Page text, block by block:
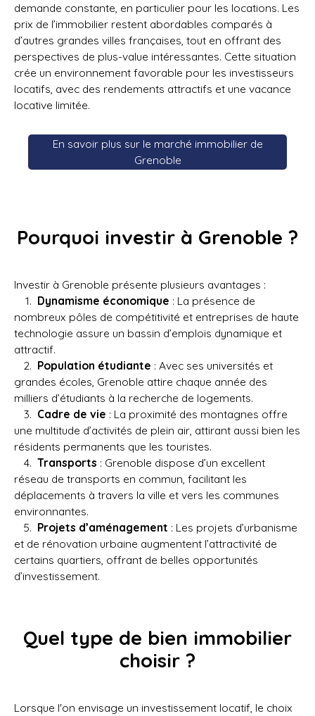
demande constante, en particulier pour les locations. Les
prix de l’immobilier restent abordables comparés à
d’autres grandes villes françaises, tout en offrant des
perspectives de plus-value intéressantes. Cette situation
crée un environnement favorable pour les investisseurs
locatifs, avec des rendements attractifs et une vacance
locative limitée.
En savoir plus sur le marché immobilier de
Grenoble
Pourquoi investir à Grenoble ?
Investir à Grenoble présente plusieurs avantages :
Dynamisme économique : La présence de
nombreux pôles de compétitivité et entreprises de haute
technologie assure un bassin d’emplois dynamique et
attractif.
Population étudiante : Avec ses universités et
grandes écoles, Grenoble attire chaque année des
milliers d’étudiants à la recherche de logements.
Cadre de vie : La proximité des montagnes offre
une multitude d’activités de plein air, attirant aussi bien les
résidents permanents que les touristes.
Transports : Grenoble dispose d’un excellent
réseau de transports en commun, facilitant les
déplacements à travers la ville et vers les communes
environnantes.
Projets d’aménagement : Les projets d’urbanisme
et de rénovation urbaine augmentent l’attractivité de
certains quartiers, offrant de belles opportunités
d’investissement.
Quel type de bien immobilier
choisir ?
Lorsque l'on envisage un investissement locatif, le choix